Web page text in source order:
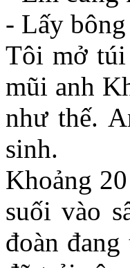
- Lấy
Tôi mở túi
mũi anh
như thế.
sinh.
Khoảng
suối vào
đoàn